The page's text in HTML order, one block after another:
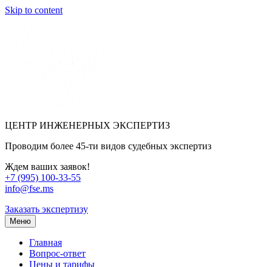
Skip to content
ЦЕНТР ИНЖЕНЕРНЫХ ЭКСПЕРТИЗ
Проводим более 45-ти видов судебных экспертиз
Ждем ваших заявок!
+7 (995) 100-33-55
info@fse.ms
Заказать экспертизу
Меню
Главная
Вопрос-ответ
Цены и тарифы